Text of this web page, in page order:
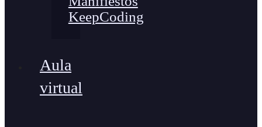
KeepCoding
Aula
virtual